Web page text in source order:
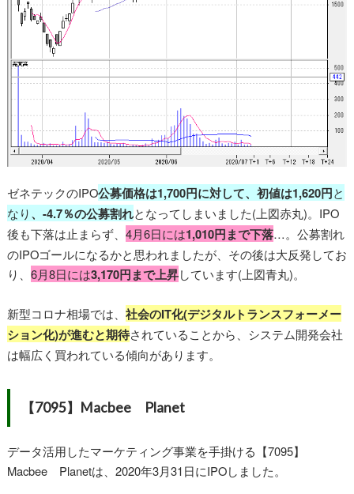
ゼネテックのIPO公募価格は1,700円に対して、初値は1,620円と
なり、-4.7％の公募割れとなってしまいました(上図赤丸)。IPO
後も下落は止まらず、 4月6日には1,010円まで下落…。公募割れ
のIPOゴールになるかと思われましたが、その後は大反発してお
り、 6月8日には3,170円まで上昇しています(上図青丸)。
新型コロナ相場では、 社会のIT化(デジタルトランスフォーメー
ション化)が進むと期待されていることから、システム開発会社
は幅広く買われている傾向があります。
【7095】Macbee Planet
データ活用したマーケティング事業を手掛ける【7095】
Macbee Planetは、2020年3月31日にIPOしました。